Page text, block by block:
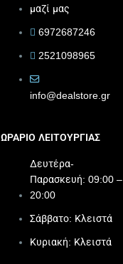
μαζί μας
6972687246
2521098965
info@dealstore.gr
ΩΡΑΡΙΟ ΛΕΙΤΟΥΡΓΙΑΣ​
Δευτέρα-
Παρασκευή: 09:00 –
20:00
Σάββατο: Κλειστά
Κυριακή: Κλειστά